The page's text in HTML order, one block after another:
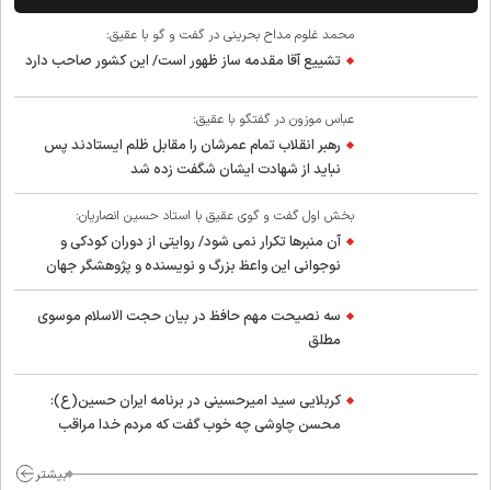
محمد غلوم مداح بحرینی در گفت و گو با عقیق:
تشییع آقا مقدمه ساز ظهور است/ این کشور صاحب دارد
عباس موزون در گفتگو با عقیق:
رهبر انقلاب تمام عمرشان را مقابل ظلم ایستادند پس
نباید از شهادت ایشان شگفت زده شد
بخش اول گفت و گوی عقیق با استاد حسین انصاریان:
آن منبرها تکرار نمی شود/ روایتی از دوران کودکی و
نوجوانی این واعظ بزرگ و نویسنده و پژوهشگر جهان
اسلام
سه نصیحت مهم حافظ در بیان حجت الاسلام موسوی
مطلق
کربلایی سید امیر‌حسینی در برنامه ایران حسین(ع):
محسن چاوشی چه خوب گفت که مردم خدا مراقب
بیشتر